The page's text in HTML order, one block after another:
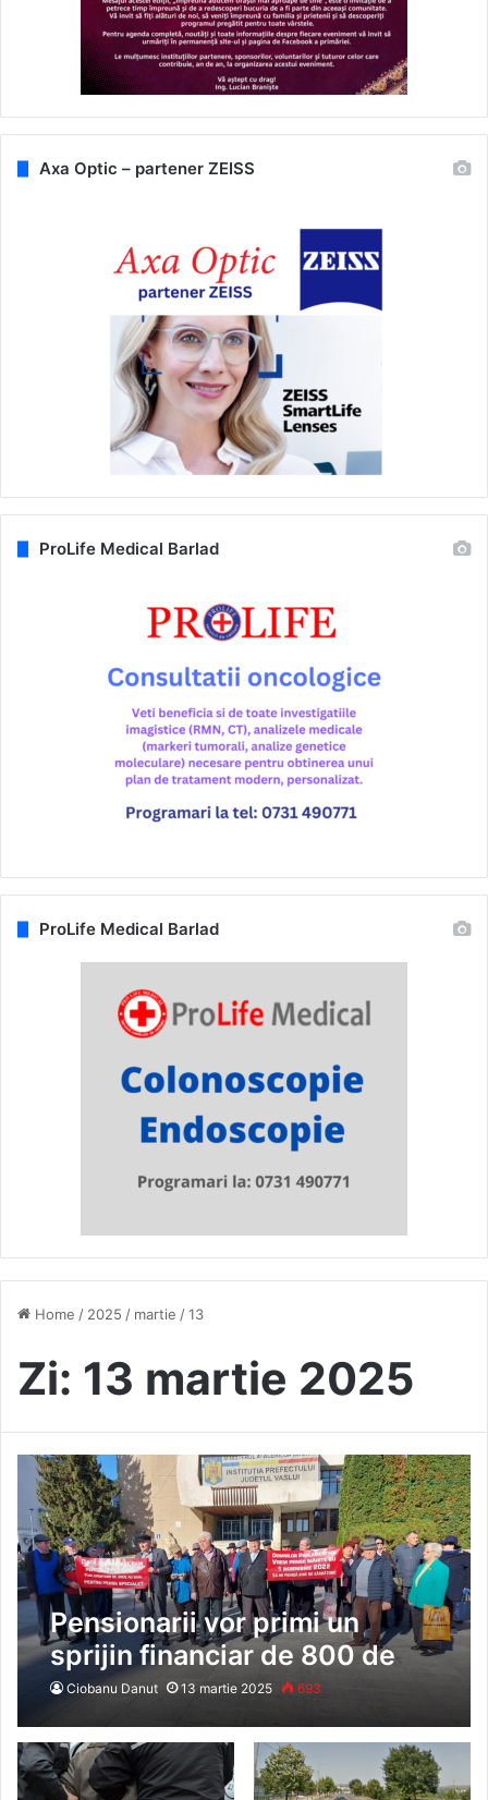
Home / 2025 / martie /13
Zi: 13 martie 2025
Pensionarii vor primi un
sprijin financiar de 800 de
lei! În județul Vaslui pensia
medie este de 2.287 de lei
Ciobanu Danut 13 martie 2025 693
Axa Optic – partener ZEISS
ProLife Medical Barlad
ProLife Medical Barlad